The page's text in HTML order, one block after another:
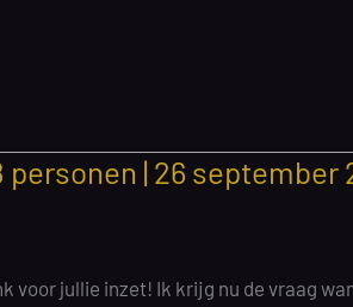
personen | 26 september
jullie inzet! Ik krijg nu de vraag